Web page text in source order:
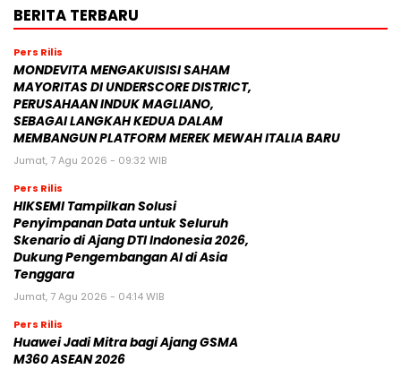
BERITA TERBARU
Pers Rilis
MONDEVITA MENGAKUISISI SAHAM
MAYORITAS DI UNDERSCORE DISTRICT,
PERUSAHAAN INDUK MAGLIANO,
SEBAGAI LANGKAH KEDUA DALAM
MEMBANGUN PLATFORM MEREK MEWAH ITALIA BARU
Jumat, 7 Agu 2026 - 09:32 WIB
Pers Rilis
HIKSEMI Tampilkan Solusi
Penyimpanan Data untuk Seluruh
Skenario di Ajang DTI Indonesia 2026,
Dukung Pengembangan AI di Asia
Tenggara
Jumat, 7 Agu 2026 - 04:14 WIB
Pers Rilis
Huawei Jadi Mitra bagi Ajang GSMA
M360 ASEAN 2026